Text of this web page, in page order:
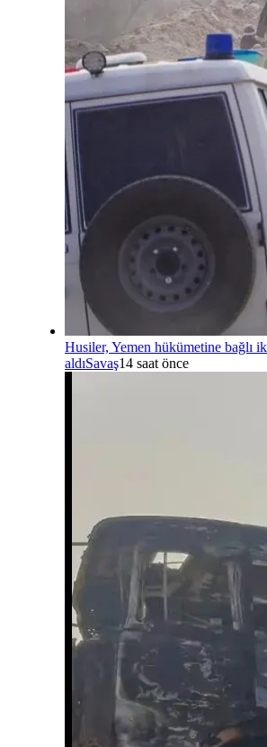
Husiler, Yemen hükümetine bağlı
aldıSavaş14 saat önce